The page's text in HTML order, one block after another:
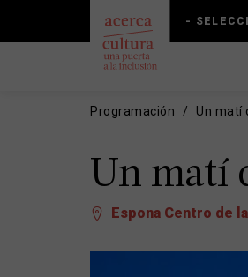
contenido
main
Programación Un matí
Un matí
Espona Centro de